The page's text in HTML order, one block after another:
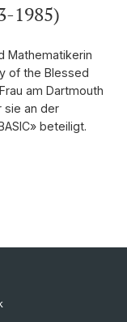
1985)
Mathematikerin
of the Blessed
am Dartmouth
sie an der
beteiligt.